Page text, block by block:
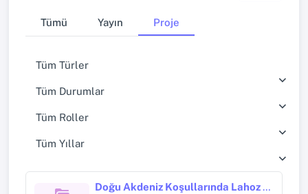
Tümü Yayın Proje
Tüm Türler
Tüm Durumlar
Tüm Roller
Tüm Yıllar
Doğu Akdeniz Koşullarında Lahoz Epinephelus aeneus un Larval Yetiştiricilik Olanaklarının Araştırılması